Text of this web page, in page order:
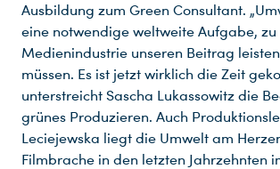
Ausbildung zum Green Consultant.
eine notwendige weltweite Aufgabe,
Medienindustrie unseren Beitrag
müssen. Es ist jetzt wirklich die Zeit
unterstreicht Sascha Lukassowitz die
grünes Produzieren. Auch
Leciejewska liegt die Umwelt am
Filmbrache in den letzten Jahrzehnten